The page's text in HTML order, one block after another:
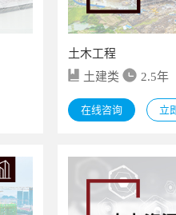
土木工程
土建类
2.5年
在线咨询 立